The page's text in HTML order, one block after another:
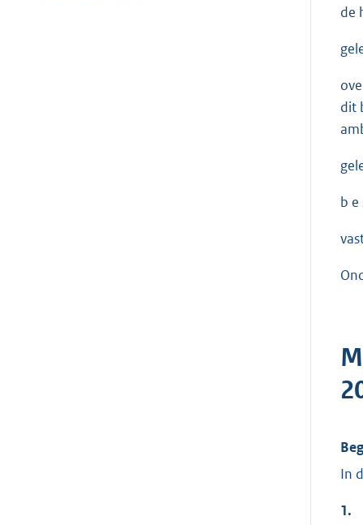
de
dit
b e
In
1.